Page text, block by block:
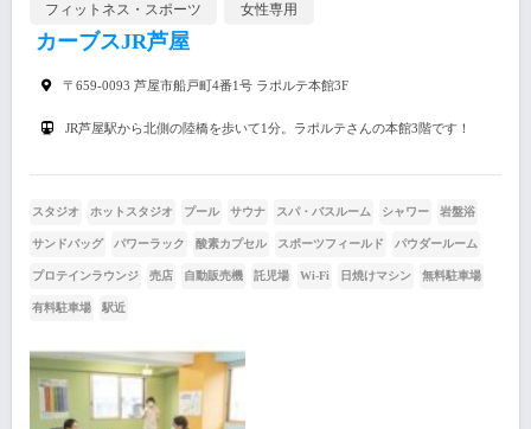
フィットネス・スポーツ 女性専用
カーブスJR芦屋
〒659-0093 芦屋市船戸町4番1号 ラポルテ本館3F
JR芦屋駅から北側の陸橋を歩いて1分。ラポルテさんの本館3階です！
スタジオ ホットスタジオ プール サウナ スパ・バスルーム シャワー 岩盤浴
サンドバッグ パワーラック 酸素カプセル スポーツフィールド パウダールーム
プロテインラウンジ 売店 自動販売機 託児場 Wi-Fi 日焼けマシン 無料駐車場
有料駐車場 駅近